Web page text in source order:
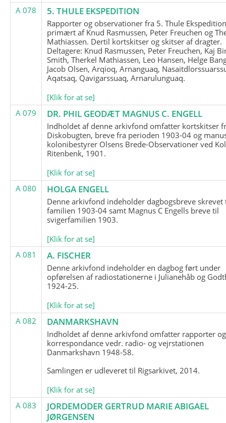
A 078
5. THULE EKSPEDITION
Rapporter og observationer fra 5. Thule
primært af Knud Rasmussen, Peter Freuchen og
Mathiassen. Dertil kortskitser og skitser af dragter.
Deltagere: Knud Rasmussen, Peter Freuchen, Kaj
Smith, Therkel Mathiassen, Leo Hansen, Helge
Jacob Olsen, Arqioq, Arnanguaq,
Aqatsaq, Qavigarssuaq, Arnarulunguaq.
[Klik for at se]
A 079
DR. PHIL GEODÆT MAGNUS C. ENGELL
Indholdet af denne arkivfond omfatter kortskitser
Diskobugten, breve fra perioden 1903-04 og
kolonibestyrer Olsens Brede-Observationer ved
Ritenbenk, 1901.
[Klik for at se]
A 080
HOLGA ENGELL
Denne arkivfond indeholder dagbogsbreve skrevet
familien 1903-04 samt Magnus C Engells breve til
svigerfamilien 1903.
[Klik for at se]
A 081
A. FISCHER
Denne arkivfond indeholder en dagbog ført under
opførelsen af radiostationerne i Julianehåb og
1924-25.
[Klik for at se]
A 082
DANMARKSHAVN
Indholdet af denne arkivfond omfatter rapporter og
korrespondance vedr. radio- og vejrstationen
Danmarkshavn 1948-58.
Samlingen er udleveret til Rigsarkivet, 2014.
[Klik for at se]
A 083
JORDEMODER GERTRUD MARIE ABIGAEL
JØRGENSEN